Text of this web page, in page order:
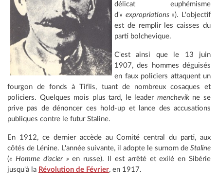
délicat euphémisme
d'« expropriations »). L'objectif
est de remplir les caisses du
parti bolchevique.
C'est ainsi que le 13 juin
1907, des hommes déguisés
en faux policiers attaquent un
fourgon de fonds à Tiflis, tuant de nombreux cosaques et
policiers. Quelques mois plus tard, le leader menchevikne se
prive pas de dénoncer ces hold-up et lance des accusations
publiques contre le futur Staline.
En 1912, ce dernier accède au Comité central du parti, aux
côtés de Lénine. L'année suivante, il adopte le surnom de Staline
(« Homme d'acier » en russe). Il est arrêté et exilé en Sibérie
jusqu'à la Révolution de Février, en 1917.